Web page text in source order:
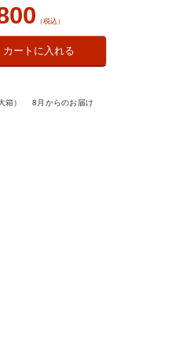
（税込）
箱） 8月からのお届け